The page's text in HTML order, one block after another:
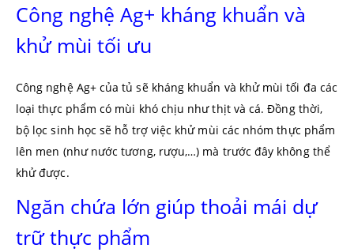
Công nghệ Ag+ kháng khuẩn và
khử mùi tối ưu
Công nghệ Ag+ của tủ sẽ kháng khuẩn và khử mùi tối đa các
loại thực phẩm có mùi khó chịu như thịt và cá. Đồng thời,
bộ lọc sinh học sẽ hỗ trợ việc khử mùi các nhóm thực phẩm
lên men (như nước tương, rượu,…) mà trước đây không thể
khử được.
Ngăn chứa lớn giúp thoải mái dự
trữ thực phẩm